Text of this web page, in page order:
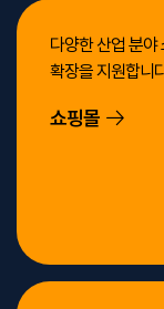
다양한 산업 분야
확장을 지원합니
쇼핑몰